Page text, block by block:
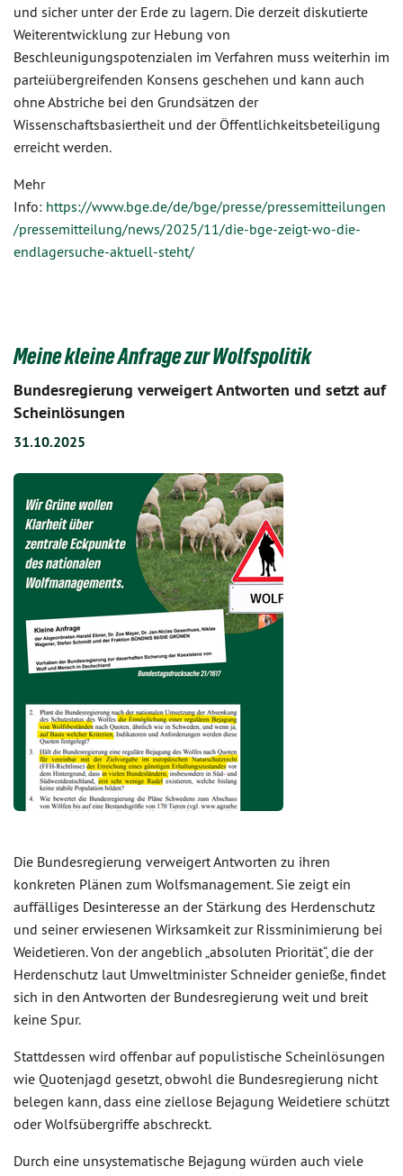
und sicher unter der Erde zu lagern. Die derzeit diskutierte
Weiterentwicklung zur Hebung von
Beschleunigungspotenzialen im Verfahren muss weiterhin im
parteiübergreifenden Konsens geschehen und kann auch
ohne Abstriche bei den Grundsätzen der
Wissenschaftsbasiertheit und der Öffentlichkeitsbeteiligung
erreicht werden.
Mehr
Info: https://www.bge.de/de/bge/presse/pressemitteilungen
/pressemitteilung/news/2025/11/die-bge-zeigt-wo-die-
endlagersuche-aktuell-steht/
Meine kleine Anfrage zur Wolfspolitik
Bundesregierung verweigert Antworten und setzt auf
Scheinlösungen
31.10.2025
Die Bundesregierung verweigert Antworten zu ihren
konkreten Plänen zum Wolfsmanagement. Sie zeigt ein
auffälliges Desinteresse an der Stärkung des Herdenschutz
und seiner erwiesenen Wirksamkeit zur Rissminimierung bei
Weidetieren. Von der angeblich „absoluten Priorität“, die der
Herdenschutz laut Umweltminister Schneider genieße, findet
sich in den Antworten der Bundesregierung weit und breit
keine Spur.
Stattdessen wird offenbar auf populistische Scheinlösungen
wie Quotenjagd gesetzt, obwohl die Bundesregierung nicht
belegen kann, dass eine ziellose Bejagung Weidetiere schützt
oder Wolfsübergriffe abschreckt.
Durch eine unsystematische Bejagung würden auch viele